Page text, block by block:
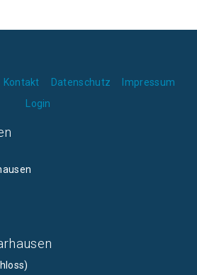
Kontakt Datenschutz
Impressum
Login